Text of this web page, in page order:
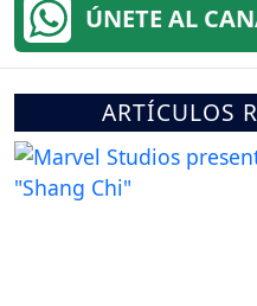
ÚNETE AL
ARTÍCULOS